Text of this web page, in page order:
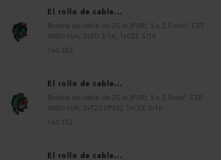
El rollo de cable...
Bobina de cable de 25 m (PUR), 5 x 2.5 mm², CEE
400V/16A; 2xEU 3/16, 1xCEE 5/16
160.353
El rollo de cable...
Bobina de cable de 25 m (PUR), 5 x 2.5mm², CEE
400V/16A; 2xT23 (IP55), 1xCEE 5/16
161.152
El rollo de cable...